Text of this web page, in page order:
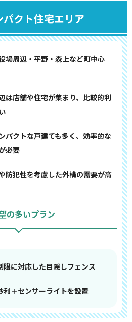
クト住宅エリア
場周辺・平野・森上など町中心
は店舗や住宅が集まり、比較的利
パクトな戸建ても多く、効率的な
必要
防犯性を考慮した外構の需要が高
の多いプラン
限に対応した目隠しフェンス
利＋センサーライトを設置